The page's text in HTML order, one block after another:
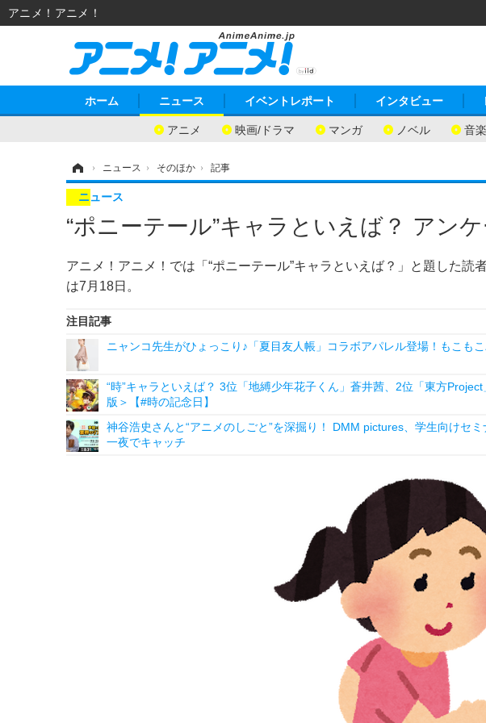
ホーム ニュース
アニメ 映画/ドラマ マンガ ノベル 音楽
イベントレポート インタビュー
› ニュース › そのほか › 記事
“ポニーテール”キャラといえば？ アン
アニメ！アニメ！では「“ポニーテール”キャラといえば？」と題した読
は7月18日。
ニュース
注目記事
ニャンコ先生がひょっこり♪「夏目友人帳」コラボアパレル登場！もこも
“時”キャラといえば？ 3位「地縛少年花子くん」蒼井茜、2位「東方
版＞【#時の記念日】
神谷浩史さんと“アニメのしごと”を深掘り！ DMM pictures、学生向けセ
一夜でキャッチ
アニメ！アニメ！